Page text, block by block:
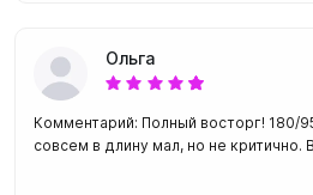
Ольга
Комментарий: Полный восторг! 180/
совсем в длину мал, но не критично.